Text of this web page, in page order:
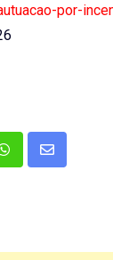
por-
WhatsappShare